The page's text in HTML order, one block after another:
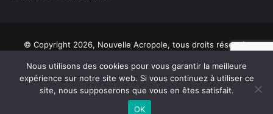
© Copyright 2026, Nouvelle Acropole, tous droits réservés
FacebookYouTubeInstagramBuzzsprout
Nous utilisons des cookies pour vous garantir la meilleure
expérience sur notre site web. Si vous continuez à utiliser ce
site, nous supposerons que vous en êtes satisfait.
OK